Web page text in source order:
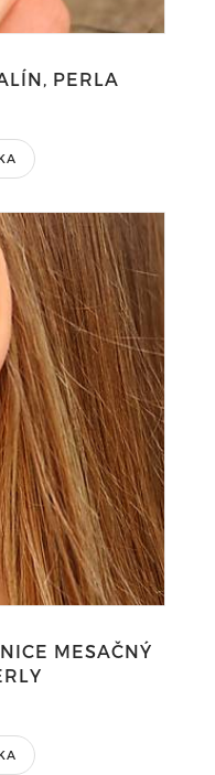
PERLA
MESAČNÝ